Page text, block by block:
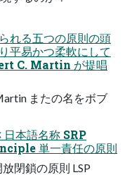
れる五つの原則の頭
平易かつ柔軟にして
C. Martin が提唱
またの名をボブ
本語名称 SRP
単一責任の原則
閉鎖の原則 LSP